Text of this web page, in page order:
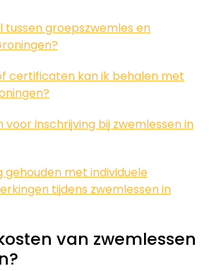
tussen groepszwemles en
certificaten kan ik behalen met
voor inschrijving bij zwemlessen in
met individuele
tijdens zwemlessen in
van zwemlessen